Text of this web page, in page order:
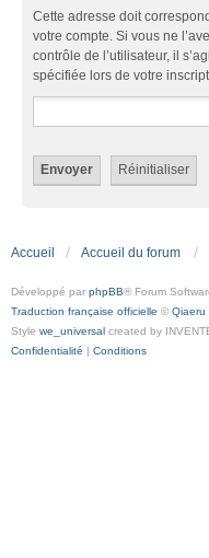
Cette adresse doit
votre compte. Si vous ne
contrôle de l’utilisateur, il
spécifiée lors de votre
Accueil Accueil du forum
Développé par phpBB® Forum
Traduction française officielle © Qiaeru
Style we_universal created by
Confidentialité | Conditions